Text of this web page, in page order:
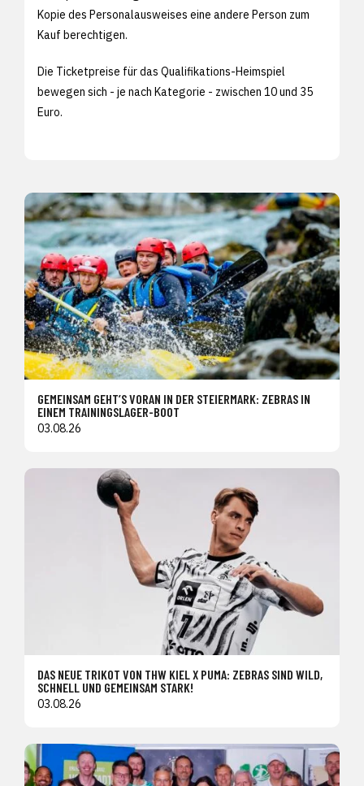
Kopie des Personalausweises eine andere Person zum
Kauf berechtigen.
Die Ticketpreise für das Qualifikations-Heimspiel
bewegen sich - je nach Kategorie - zwischen 10 und 35
Euro.
GEMEINSAM GEHT’S VORAN IN DER STEIERMARK: ZEBRAS IN
EINEM TRAININGSLAGER-BOOT
03.08.26
DAS NEUE TRIKOT VON THW KIEL X PUMA: ZEBRAS SIND WILD,
SCHNELL UND GEMEINSAM STARK!
03.08.26